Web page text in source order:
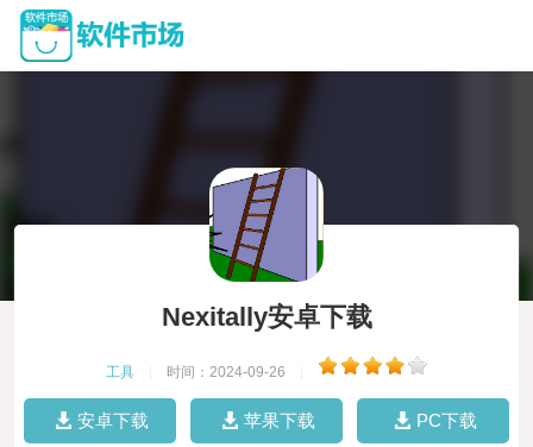
Nexitally安卓下载
工具 时间：2024-09-26
安卓下载 苹果下载 PC下载